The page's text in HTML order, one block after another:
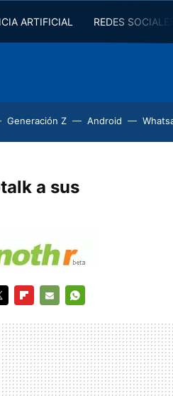
ARTIFICIAL REDES
Generación Z Android
a sus
MAIL